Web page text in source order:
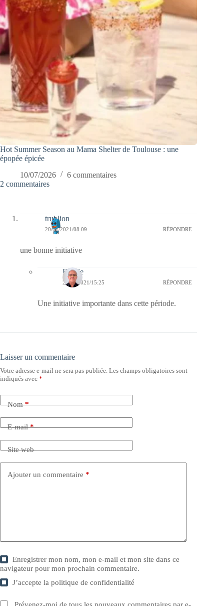
Hot Summer Season au Mama Shelter de Toulouse : une
épopée épicée
10/07/2026
6 commentaires
2 commentaires
trublion
20/01/2021/08:09 RÉPONDRE
une bonne initiative
Bernie
20/01/2021/15:25 RÉPONDRE
Une initiative importante dans cette période.
Laisser un commentaire
Votre adresse e-mail ne sera pas publiée. Les champs obligatoires sont
indiqués avec *
Nom*
E-mail*
Site web
Ajouter un commentaire *
Enregistrer mon nom, mon e-mail et mon site dans ce
navigateur pour mon prochain commentaire.
J’accepte lapolitique de confidentialité
Prévenez-moi de tous les nouveaux commentaires par e-